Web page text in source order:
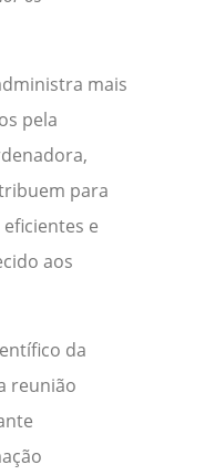
mais
pela
para
e
aos
da
reunião